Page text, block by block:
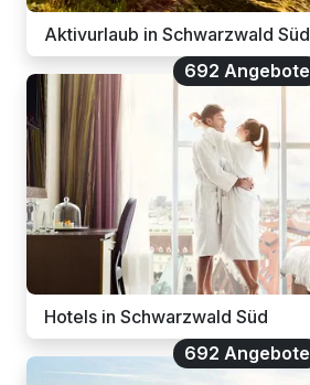
Aktivurlaub in Schwarzwald Süd
692 Angebote
Hotels in Schwarzwald Süd
692 Angebote